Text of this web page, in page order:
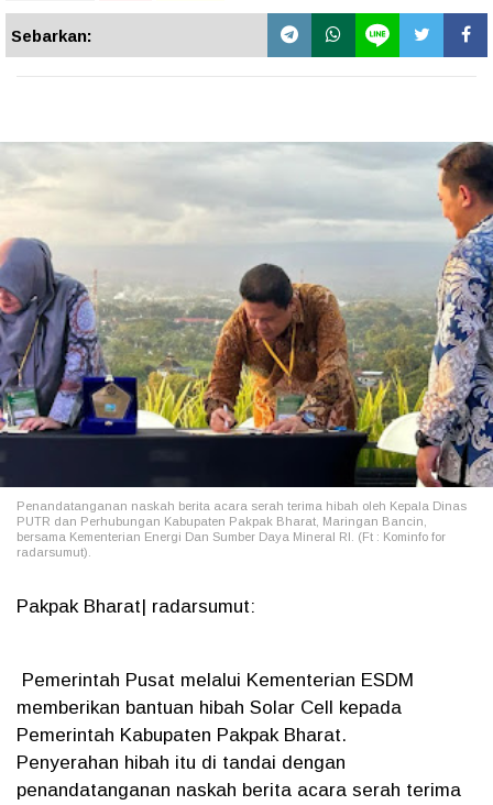
Sebarkan:
Penandatanganan naskah berita acara serah terima hibah oleh Kepala Dinas
PUTR dan Perhubungan Kabupaten Pakpak Bharat, Maringan Bancin,
bersama Kementerian Energi Dan Sumber Daya Mineral RI. (Ft : Kominfo for
radarsumut).
Pakpak Bharat| radarsumut:
Pemerintah Pusat melalui Kementerian ESDM
memberikan bantuan hibah Solar Cell kepada
Pemerintah Kabupaten Pakpak Bharat.
Penyerahan hibah itu di tandai dengan
penandatanganan naskah berita acara serah terima